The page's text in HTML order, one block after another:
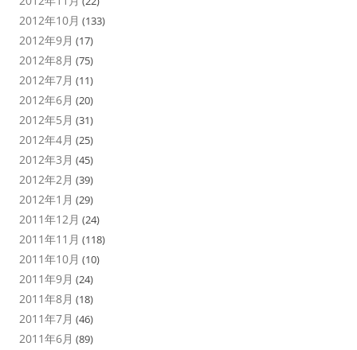
2012年10月 (133)
2012年9月 (17)
2012年8月 (75)
2012年7月 (11)
2012年6月 (20)
2012年5月 (31)
2012年4月 (25)
2012年3月 (45)
2012年2月 (39)
2012年1月 (29)
2011年12月 (24)
2011年11月 (118)
2011年10月 (10)
2011年9月 (24)
2011年8月 (18)
2011年7月 (46)
2011年6月 (89)